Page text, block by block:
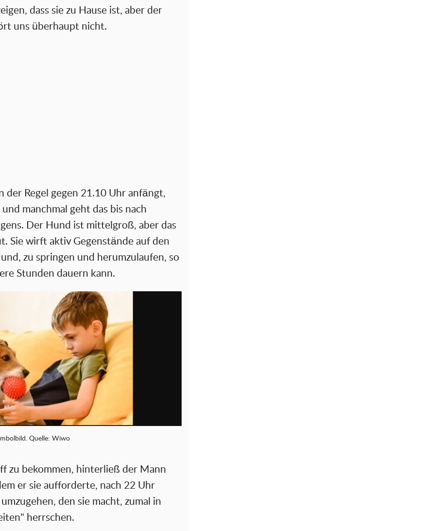
dass sie zu Hause ist, aber der
uns überhaupt nicht.
der Regel gegen 21.10 Uhr anfängt,
manchmal geht das bis nach
Der Hund ist mittelgroß, aber das
Sie wirft aktiv Gegenstände auf den
zu springen und herumzulaufen, so
Stunden dauern kann.
Quelle: Wiwo
zu bekommen, hinterließ der Mann
er sie aufforderte, nach 22 Uhr
den sie macht, zumal in
herrschen.